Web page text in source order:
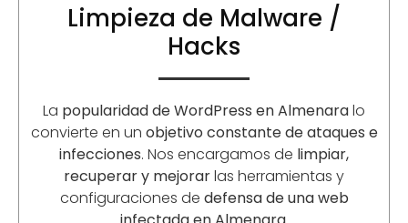
Limpieza de Malware /
Hacks
La popularidad de WordPress en Almenaralo
convierte en un objetivo constante de ataques e
infecciones. Nos encargamos de limpiar,
recuperar y mejorarlas herramientas y
configuraciones de defensa de una web